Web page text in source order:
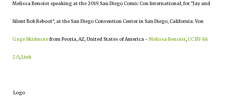
Melissa Benoist speaking at the 2019 San Diego Comic Con International, for "Jay and
Silent Bob Reboot", at the San Diego Convention Center in San Diego, California. Von
Gage Skidmorefrom Peoria, AZ, United States of America -Melissa Benoist, CC BY-SA
2.0,Link
Logo